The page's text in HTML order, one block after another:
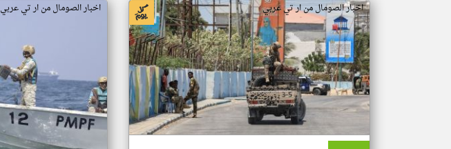
اخبار الصومال من ار تي عربي اخبار الصومال من ار تي عربي